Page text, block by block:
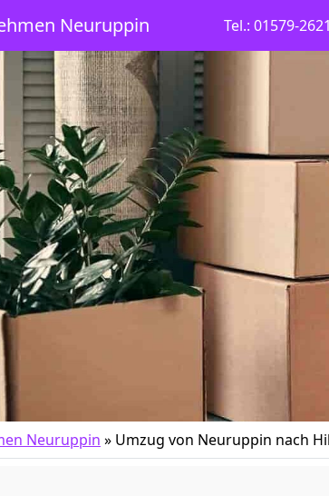
Neuruppin Tel.: 01579-
Neuruppin » Umzug von Neuruppin nach